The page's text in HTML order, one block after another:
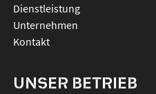
Dienstleistung
Unternehmen
Kontakt
UNSER BETRIEB